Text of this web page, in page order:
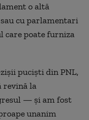
o altă
cu parlamentari
care poate furniza
puciști din PNL,
revină la
— și am fost
unanim